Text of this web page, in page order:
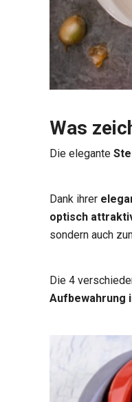
Was
Die elegante
Dank ihrer
optisch
sondern auch
Die 4
Aufbewahrung